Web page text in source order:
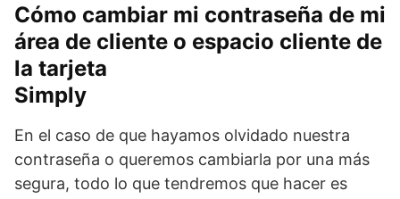
Cómo cambiar mi contraseña de mi
área de cliente o espacio cliente de
la tarjeta
Simply
En el caso de que hayamos olvidado nuestra
contraseña o queremos cambiarla por una más
segura, todo lo que tendremos que hacer es